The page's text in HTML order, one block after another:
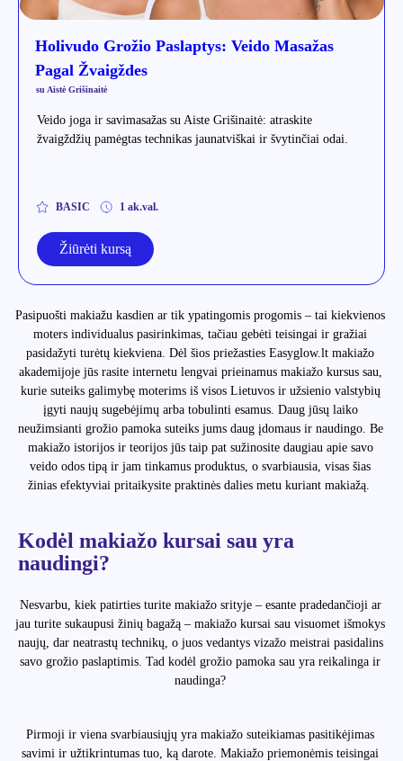
Holivudo Grožio Paslaptys: Veido Masažas
Pagal Žvaigždes
su Aistė Grišinaitė
Veido joga ir savimasažas su Aiste Grišinaitė: atraskite
žvaigždžių pamėgtas technikas jaunatviškai ir švytinčiai odai.
BASIC 1 ak.val.
Žiūrėti kursą
Pasipuošti makiažu kasdien ar tik ypatingomis progomis – tai kiekvienos
moters individualus pasirinkimas, tačiau gebėti teisingai ir gražiai
pasidažyti turėtų kiekviena. Dėl šios priežasties Easyglow.lt makiažo
akademijoje jūs rasite internetu lengvai prieinamus makiažo kursus sau,
kurie suteiks galimybę moterims iš visos Lietuvos ir užsienio valstybių
įgyti naujų sugebėjimų arba tobulinti esamus. Daug jūsų laiko
neužimsianti grožio pamoka suteiks jums daug įdomaus ir naudingo. Be
makiažo istorijos ir teorijos jūs taip pat sužinosite daugiau apie savo
veido odos tipą ir jam tinkamus produktus, o svarbiausia, visas šias
žinias efektyviai pritaikysite praktinės dalies metu kuriant makiažą.
Kodėl makiažo kursai sau yra
naudingi?
Nesvarbu, kiek patirties turite makiažo srityje – esante pradedančioji ar
jau turite sukaupusi žinių bagažą – makiažo kursai sau visuomet išmokys
naujų, dar neatrastų technikų, o juos vedantys vizažo meistrai pasidalins
savo grožio paslaptimis. Tad kodėl grožio pamoka sau yra reikalinga ir
naudinga?
Pirmoji ir viena svarbiausiųjų yra makiažo suteikiamas pasitikėjimas
savimi ir užtikrintumas tuo, ką darote. Makiažo priemonėmis teisingai